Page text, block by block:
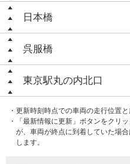
日本橋
呉服橋
東京駅丸の内北口
・更新時刻時点での車両の走行位置
・「最新情報に更新」ボタンをクリ
が、車両が終点に到着していた場
します。